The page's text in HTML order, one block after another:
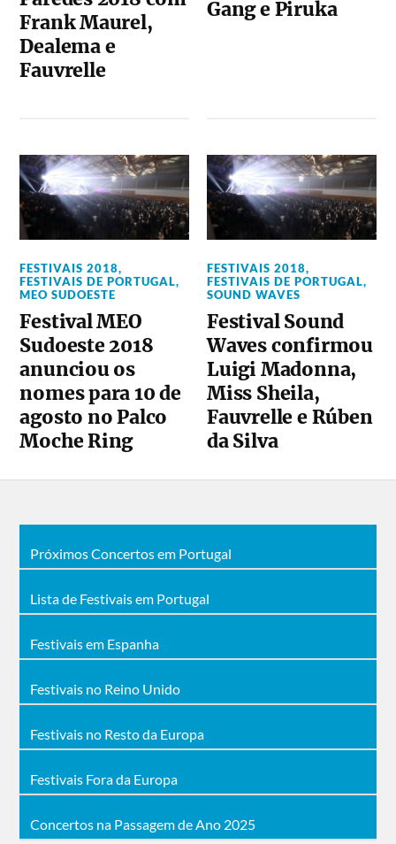
Frank Maurel,
Dealema e
Fauvrelle
Gang e Piruka
FESTIVAIS 2018,
FESTIVAIS DE PORTUGAL,
MEO SUDOESTE
Festival MEO
Sudoeste 2018
anunciou os
nomes para 10 de
agosto no Palco
Moche Ring
FESTIVAIS 2018,
FESTIVAIS DE PORTUGAL,
SOUND WAVES
Festival Sound
Waves confirmou
Luigi Madonna,
Miss Sheila,
Fauvrelle e Rúben
da Silva
Próximos Concertos em Portugal
Lista de Festivais em Portugal
Festivais em Espanha
Festivais no Reino Unido
Festivais no Resto da Europa
Festivais Fora da Europa
Concertos na Passagem de Ano 2025